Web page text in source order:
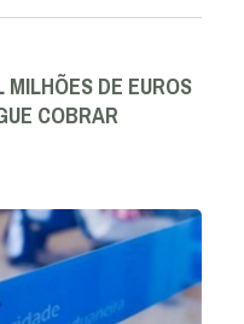
DE EUROS
COBRAR